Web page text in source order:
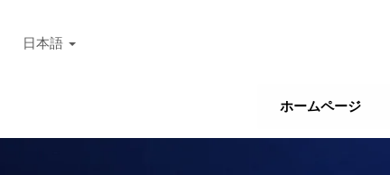
ホームページ
日本語